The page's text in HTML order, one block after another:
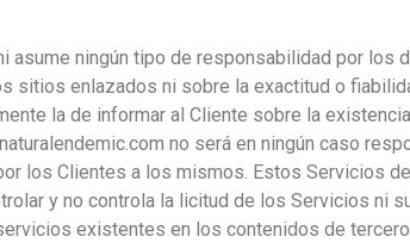
asume ningún tipo de responsabilidad por
sitios enlazados ni sobre la exactitud o
la de informar al Cliente sobre la
no será en ningún caso
los Clientes a los mismos. Estos Servicios
y no controla la licitud de los Servicios ni
existentes en los contenidos de